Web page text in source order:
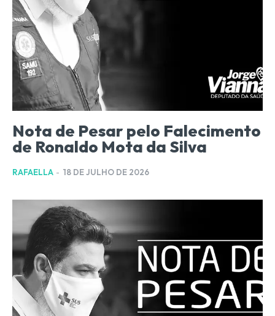
Nota de Pesar pelo Falecimento
de Ronaldo Mota da Silva
RAFAELLA - 18 DE JULHO DE 2026